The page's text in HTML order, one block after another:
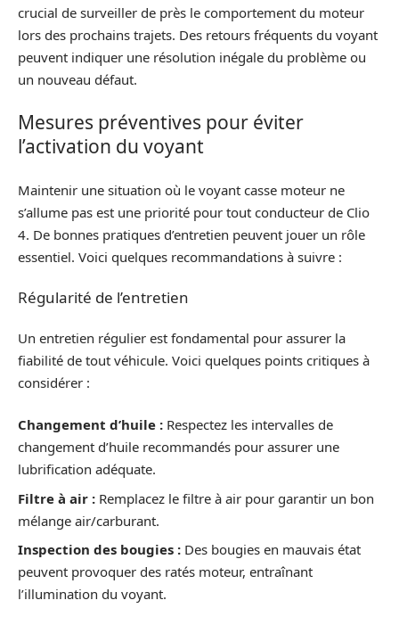
crucial de surveiller de près le comportement du moteur
lors des prochains trajets. Des retours fréquents du voyant
peuvent indiquer une résolution inégale du problème ou
un nouveau défaut.
Mesures préventives pour éviter
l’activation du voyant
Maintenir une situation où le voyant casse moteur ne
s’allume pas est une priorité pour tout conducteur de Clio
4. De bonnes pratiques d’entretien peuvent jouer un rôle
essentiel. Voici quelques recommandations à suivre :
Régularité de l’entretien
Un entretien régulier est fondamental pour assurer la
fiabilité de tout véhicule. Voici quelques points critiques à
considérer :
Changement d’huile : Respectez les intervalles de
changement d’huile recommandés pour assurer une
lubrification adéquate.
Filtre à air : Remplacez le filtre à air pour garantir un bon
mélange air/carburant.
Inspection des bougies : Des bougies en mauvais état
peuvent provoquer des ratés moteur, entraînant
l’illumination du voyant.